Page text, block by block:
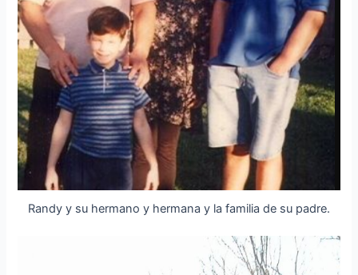
Randy y su hermano y hermana y la familia de su padre.